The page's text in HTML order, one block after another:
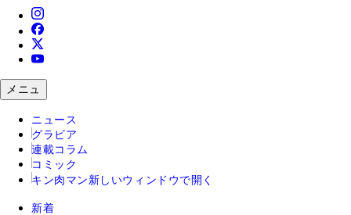
メニュ
ニュース
グラビア
連載コラム
コミック
キン肉マン 新しいウィンドウで開く
新着